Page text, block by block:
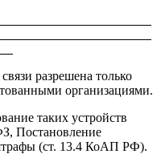
разрешена только
организациями.
таких устройств
Постановление
(ст. 13.4 КоАП РФ).